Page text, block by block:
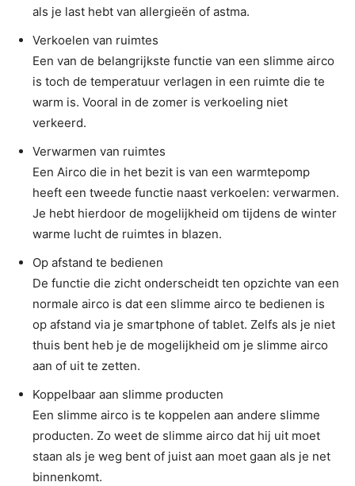
als je last hebt van allergieën of astma.
Verkoelen van ruimtes
Een van de belangrijkste functie van een slimme airco
is toch de temperatuur verlagen in een ruimte die te
warm is. Vooral in de zomer is verkoeling niet
verkeerd.
Verwarmen van ruimtes
Een Airco die in het bezit is van een warmtepomp
heeft een tweede functie naast verkoelen: verwarmen.
Je hebt hierdoor de mogelijkheid om tijdens de winter
warme lucht de ruimtes in blazen.
Op afstand te bedienen
De functie die zicht onderscheidt ten opzichte van een
normale airco is dat een slimme airco te bedienen is
op afstand via je smartphone of tablet. Zelfs als je niet
thuis bent heb je de mogelijkheid om je slimme airco
aan of uit te zetten.
Koppelbaar aan slimme producten
Een slimme airco is te koppelen aan andere slimme
producten. Zo weet de slimme airco dat hij uit moet
staan als je weg bent of juist aan moet gaan als je net
binnenkomt.